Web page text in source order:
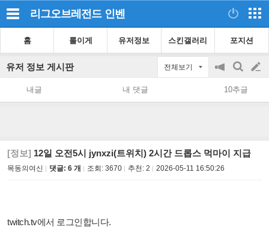
리그오브레전드 인벤
홈 롤이게 유저정보 스킨갤러리 포지션
유저 정보 게시판 전체보기
공
지
on/off
검
색
글
쓰
내글 내 댓글 10추글
[정보] 12일 오전5시 jynxzi(트위치) 2시간 드롭스 먹마이 지급
목동의여신 댓글: 6 개 조회: 3670 추천: 2 2026-05-11 16:50:26
twitch.tv에서 로그인합니다.